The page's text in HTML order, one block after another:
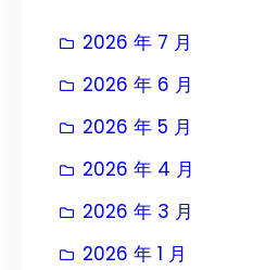
2026 年 7 月
2026 年 6 月
2026 年 5 月
2026 年 4 月
2026 年 3 月
2026 年 1 月